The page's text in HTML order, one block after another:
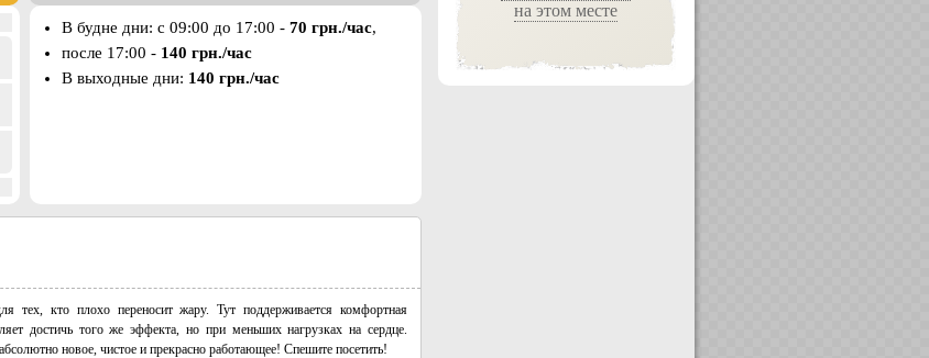
на этом месте
В будне дни: с 09:00 до 17:00 - 70 грн./час,
после 17:00 - 140 грн./час
В выходные дни: 140 грн./час
тех, кто плохо переносит жару. Тут поддерживается комфортная
достичь того же эффекта, но при меньших нагрузках на сердце.
новое, чистое и прекрасно работающее! Спешите посетить!